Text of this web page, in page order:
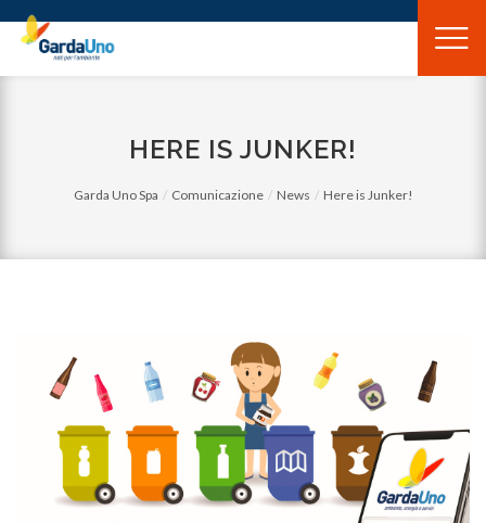
Gardauno
Spa
HERE IS JUNKER!
Garda Uno Spa Comunicazione News Here is Junker!